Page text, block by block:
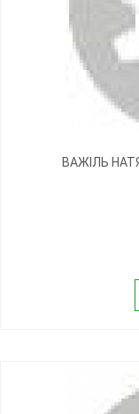
ВАЖІЛЬ